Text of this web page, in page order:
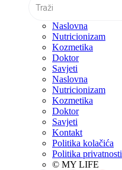
Naslovna
Nutricionizam
Kozmetika
Doktor
Savjeti
Naslovna
Nutricionizam
Kozmetika
Doktor
Savjeti
Kontakt
Politika kolačića
Politika privatnosti
© MY LIFE